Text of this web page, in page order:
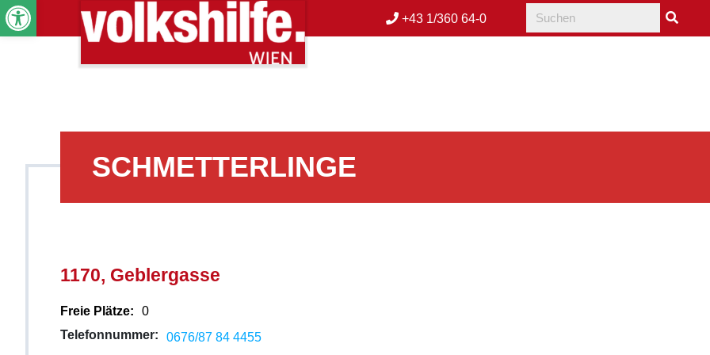
+43 1/360 64-0
SCHMETTERLINGE
1170, Geblergasse
Freie Plätze:
0
Telefonnummer:
0676/87 84 4455